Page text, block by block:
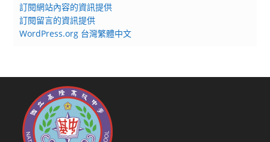
訂閱網站內容的資訊提供
訂閱留言的資訊提供
WordPress.org 台灣繁體中文